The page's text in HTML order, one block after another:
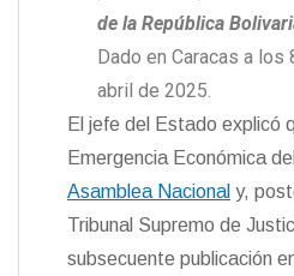
de la República
Dado en Caracas a
abril de 2025.
El jefe del Estado explicó
Emergencia Económica
Asamblea Nacional y,
Tribunal Supremo de
subsecuente publicación